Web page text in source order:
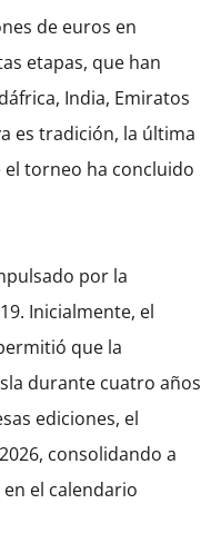
de euros en
etapas, que han
India, Emiratos
es tradición, la última
torneo ha concluido
por la
Inicialmente, el
que la
durante cuatro años
ediciones, el
consolidando a
el calendario